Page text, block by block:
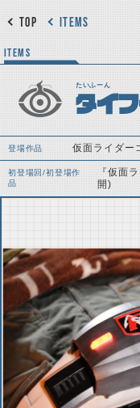
ITEMS
TOP
ITEMS
たいふーん
タイ
登場作品 仮面ライダー
初登場回/初登場作
品
『仮面
開)